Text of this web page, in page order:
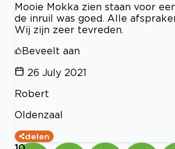
Mooie Mokka zien staan voor
de inruil was goed. Alle
Wij zijn zeer tevreden.
Beveelt aan
26 July 2021
Robert
Oldenzaal
delen